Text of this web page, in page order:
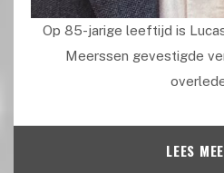
Op 85-jarige leeftijd is
Meerssen gevestigde
LEES